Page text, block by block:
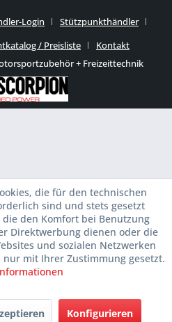
Login
Stützpunkthändler
/ Preisliste
Kontakt
+ Freizeittechnik
die für den technischen
sind und stets gesetzt
den Komfort bei Benutzung
Direktwerbung dienen oder die
und sozialen Netzwerken
mit Ihrer Zustimmung gesetzt.
Konfigurieren